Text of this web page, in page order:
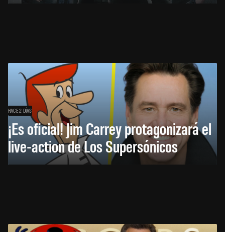
HACE 2 DÍAS
¡Es oficial! Jim Carrey protagonizará el
live-action de Los Supersónicos